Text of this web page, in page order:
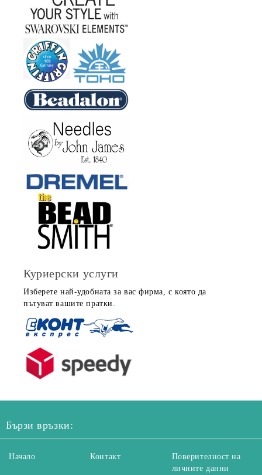
Куриерски услуги
Изберете най-удобната за вас фирма, с която да
пътуват вашите пратки.
Бързи връзки:
Начало Контакт
Поверителност на
личните данни